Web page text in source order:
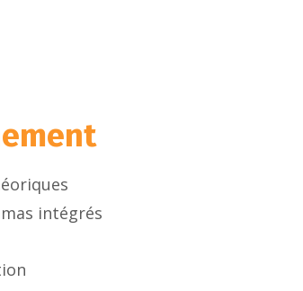
intégrés